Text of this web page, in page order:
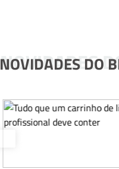
NOVIDADES DO
NOVIDADES